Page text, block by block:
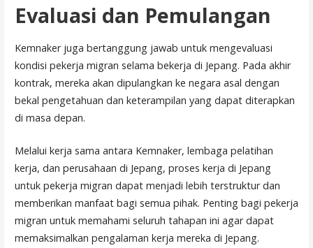
Evaluasi dan Pemulangan
Kemnaker juga bertanggung jawab untuk mengevaluasi
kondisi pekerja migran selama bekerja di Jepang. Pada akhir
kontrak, mereka akan dipulangkan ke negara asal dengan
bekal pengetahuan dan keterampilan yang dapat diterapkan
di masa depan.
Melalui kerja sama antara Kemnaker, lembaga pelatihan
kerja, dan perusahaan di Jepang, proses kerja di Jepang
untuk pekerja migran dapat menjadi lebih terstruktur dan
memberikan manfaat bagi semua pihak. Penting bagi pekerja
migran untuk memahami seluruh tahapan ini agar dapat
memaksimalkan pengalaman kerja mereka di Jepang.